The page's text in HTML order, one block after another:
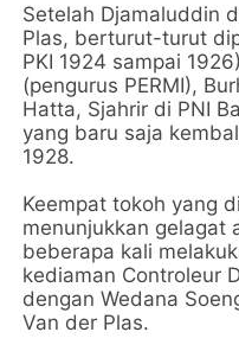
Setelah Djamaluddin
Plas, berturut-turut
PKI 1924 sampai
(pengurus PERMI),
Hatta, Sjahrir di PNI
yang baru saja
1928.
Keempat tokoh yang
menunjukkan gelagat
beberapa kali
kediaman Controleur
dengan Wedana
Van der Plas.